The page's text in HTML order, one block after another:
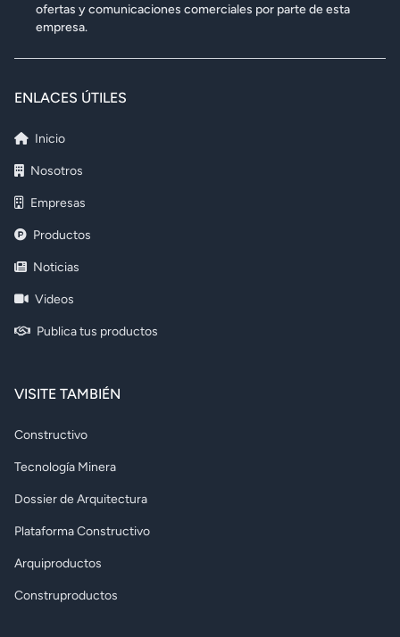
ofertas y comunicaciones comerciales por parte de esta
empresa.
ENLACES ÚTILES
Inicio
Nosotros
Empresas
Productos
Noticias
Videos
Publica tus productos
VISITE TAMBIÉN
Constructivo
Tecnología Minera
Dossier de Arquitectura
Plataforma Constructivo
Arquiproductos
Construproductos